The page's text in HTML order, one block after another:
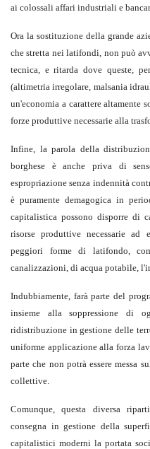
ai colossali affari industriali e
Ora la sostituzione della grande
che stretta nei latifondi, non può
tecnica, e ritarda dove queste,
(altimetria irregolare, malsania
un'economia a carattere altamente
forze produttive necessarie alla
Infine, la parola della
borghese è anche priva di
espropriazione senza indennità
è puramente demagogica in
capitalistica possono disporre
risorse produttive necessarie
peggiori forme di latifondo,
canalizzazioni, di acqua potabile,
Indubbiamente, farà parte del
insieme alla soppressione di
ridistribuzione in gestione delle
uniforme applicazione alla forza
parte che non potrà essere messa
collettive.
Comunque, questa diversa
consegna in gestione della
capitalistici moderni la portata